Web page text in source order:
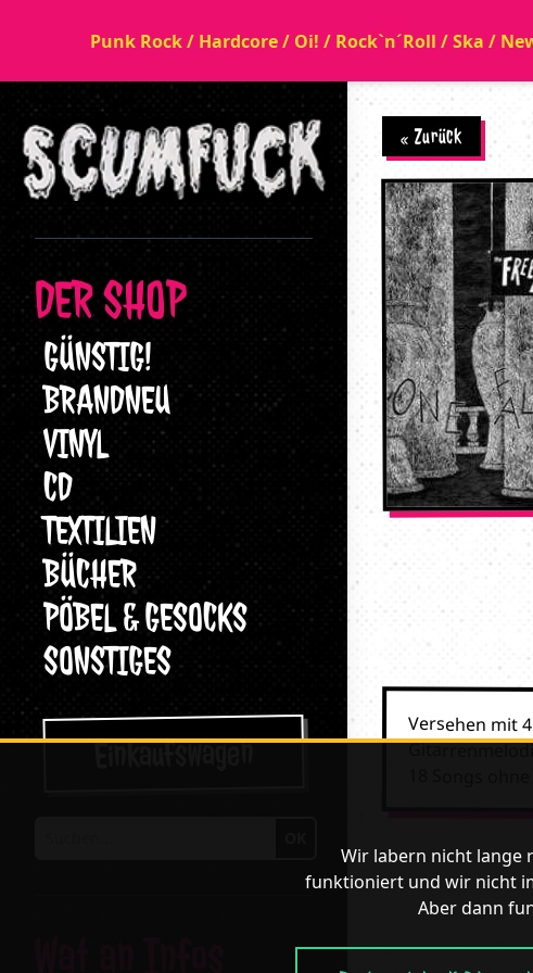
Punk Rock / Hardcore / Oi! / Rock`n´Roll / Ska /
DER SHOP
GÜNSTIG!
BRANDNEU
VINYL
CD
TEXTILIEN
BÜCHER
PÖBEL & GESOCKS
SONSTIGES
Einkaufswagen
« Zurück
Versehen mit
Wir labern nicht lange
funktioniert und wir nicht
Aber dann